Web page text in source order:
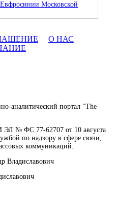
Евфросинии Московской
О НАС
аналитический портал "The
ЭЛ № ФС 77-62707 от 10 августа
по надзору в сфере связи,
коммуникаций.
Владиславович